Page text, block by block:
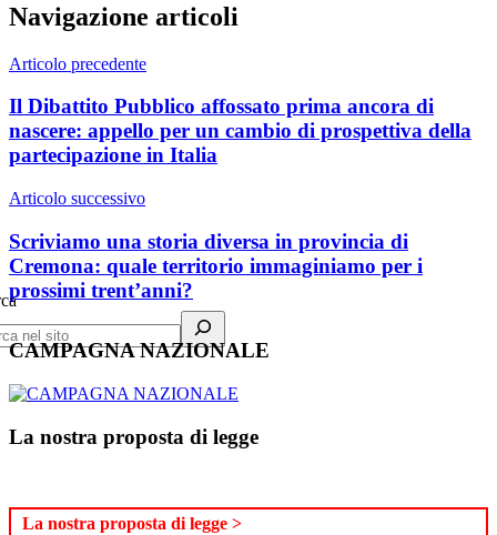
Navigazione articoli
Articolo precedente
Il Dibattito Pubblico affossato prima ancora di
nascere: appello per un cambio di prospettiva della
partecipazione in Italia
Articolo successivo
Scriviamo una storia diversa in provincia di
Cremona: quale territorio immaginiamo per i
prossimi trent’anni?
CAMPAGNA NAZIONALE
La nostra proposta di legge
La nostra proposta di legge >